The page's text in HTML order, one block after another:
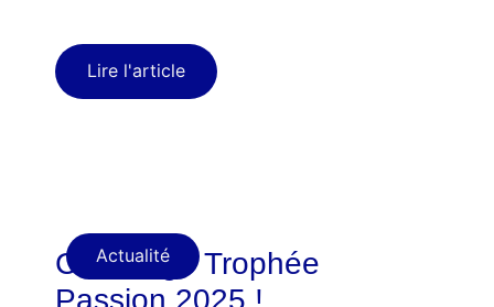
Lire l'article
Actualité
Challenge Trophée
Passion 2025 !